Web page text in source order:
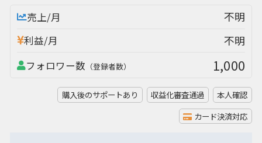
売上/月 不明
利益/月 不明
フォロワー数 （登録者数） 1,000
購入後のサポートあり 収益化審査通過
本人確認
カード決済対応